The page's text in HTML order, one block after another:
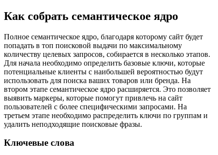
Как собрать семантическое ядро
Полное семантическое ядро, благодаря которому сайт будет
попадать в топ поисковой выдачи по максимальному
количеству целевых запросов, собирается в несколько этапов.
Для начала необходимо определить базовые ключи, которые
потенциальные клиенты с наибольшей вероятностью будут
использовать для поиска ваших товаров или бренда. На
втором этапе семантическое ядро расширяется. Это позволяет
выявить маркеры, которые помогут привлечь на сайт
пользователей с более специфическими запросами. На
третьем этапе необходимо распределить ключи по группам и
удалить неподходящие поисковые фразы.
Ключевые слова